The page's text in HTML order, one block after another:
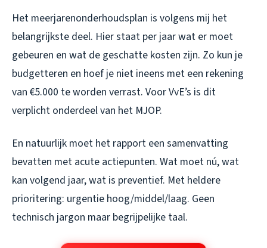
Het meerjarenonderhoudsplan is volgens mij het
belangrijkste deel. Hier staat per jaar wat er moet
gebeuren en wat de geschatte kosten zijn. Zo kun je
budgetteren en hoef je niet ineens met een rekening
van €5.000 te worden verrast. Voor VvE’s is dit
verplicht onderdeel van het MJOP.
En natuurlijk moet het rapport een samenvatting
bevatten met acute actiepunten. Wat moet nú, wat
kan volgend jaar, wat is preventief. Met heldere
prioritering: urgentie hoog/middel/laag. Geen
technisch jargon maar begrijpelijke taal.